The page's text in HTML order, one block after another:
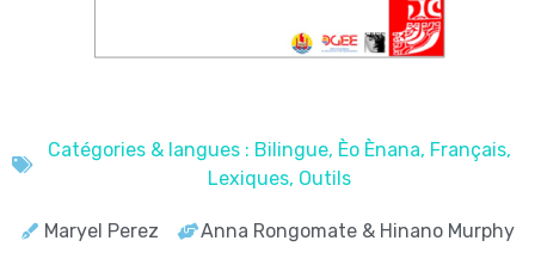
Catégories & langues : Bilingue, Èo Ènana, Français,
Lexiques, Outils
Maryel Perez Anna Rongomate & Hinano Murphy